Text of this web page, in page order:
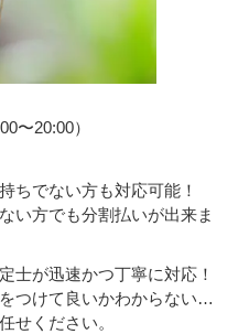
〜20:00）
ちでない方も対応可能！
い方でも分割払いが出来ま
士が迅速かつ丁寧に対応！
つけて良いかわからない…
せください。